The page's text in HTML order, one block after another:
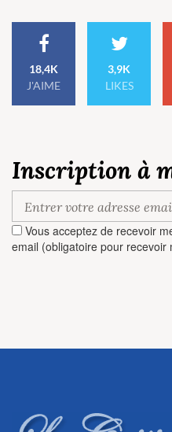
18,4K
J'AIME
3,9K
LIKES
Inscription à
Vous acceptez de recevoir
email (obligatoire pour recevoir